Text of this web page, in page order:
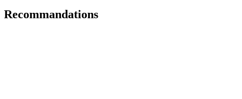
Recommandations